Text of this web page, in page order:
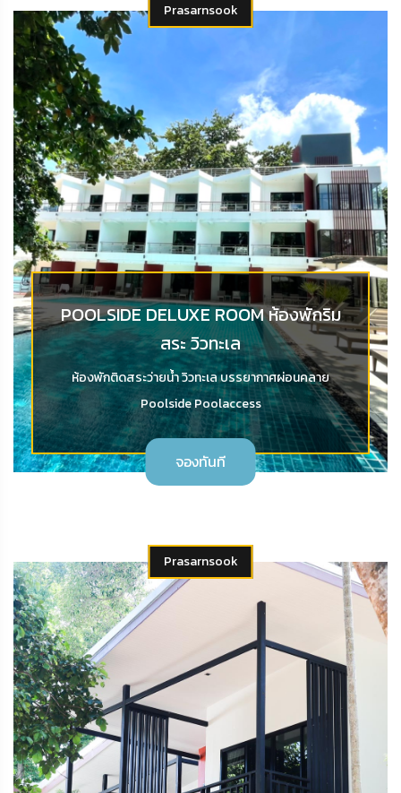
Prasarnsook
POOLSIDE DELUXE ROOM ห้องพักริม
สระ วิวทะเล
ห้องพักติดสระว่ายน้ำ วิวทะเล บรรยากาศผ่อนคลาย
Poolside Poolaccess
จองทันที
Prasarnsook